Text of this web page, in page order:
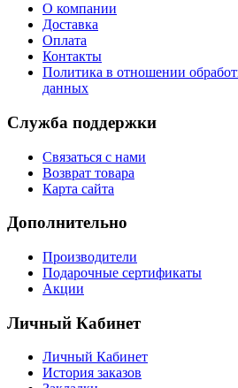
О компании
Доставка
Оплата
Контакты
Политика в отношении
данных
Служба поддержки
Связаться с нами
Возврат товара
Карта сайта
Дополнительно
Производители
Подарочные сертификаты
Акции
Личный Кабинет
Личный Кабинет
История заказов